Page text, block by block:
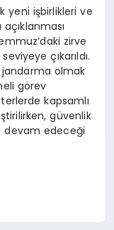
yeni işbirlikleri ve
zirve
çıkarıldı.
olmak
görev
kapsamlı
güvenlik
devam edeceği